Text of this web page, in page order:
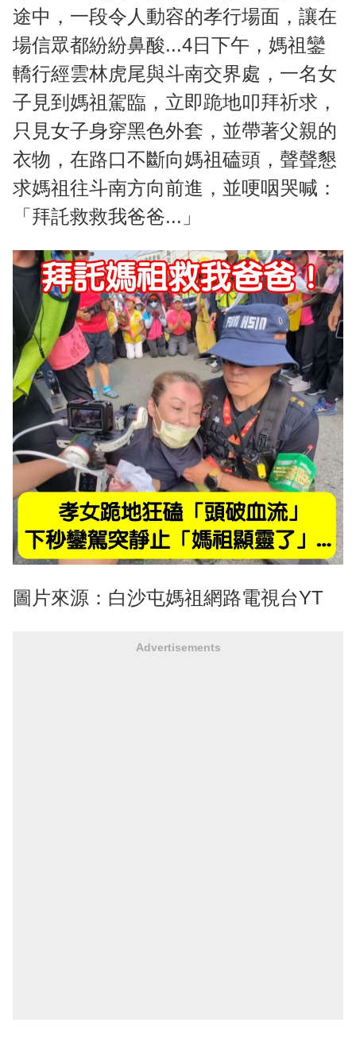
途中，一段令人動容的孝行場面，讓在
場信眾都紛紛鼻酸...4日下午，媽祖鑾
轎行經雲林虎尾與斗南交界處，一名女
子見到媽祖駕臨，立即跪地叩拜祈求，
只見女子身穿黑色外套，並帶著父親的
衣物，在路口不斷向媽祖磕頭，聲聲懇
求媽祖往斗南方向前進，並哽咽哭喊：
「拜託救救我爸爸...」
圖片來源：白沙屯媽祖網路電視台YT
Advertisements